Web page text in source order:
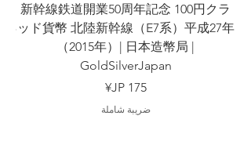
新幹線鉄道開業50周年記念 100円クラ
ッド貨幣 北陸新幹線（E7系）平成27年
（2015年）| 日本造幣局 |
GoldSilverJapan
السعر‏175 JP¥
ضريبة شاملة
年